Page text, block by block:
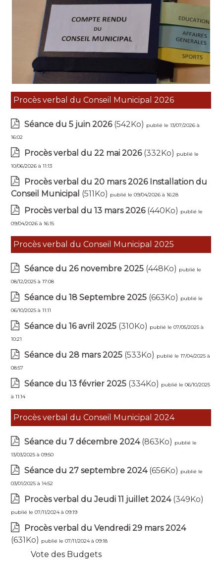
Procès verbal du Conseil Municipal 2026
Séance du 5 juin 2026(542Ko) publié le 13/07/2026 à
16:02
Procès verbal du 22 mai 2026(332Ko) publié le
10/06/2026 à 11:13
Procès verbal du 20 mars 2026 Installation du
Conseil Municipal (511Ko) publié le 09/04/2026 à 16:28
Procès verbal du 13 mars 2026(440Ko) publié le
09/04/2026 à 16:15
Procès verbal du Conseil Municipal 2025
Séance du 26 novembre 2025 (448Ko) publié le
08/12/2025 à 17:08
Séance du 18 Septembre 2025 (663Ko) publié le
06/10/2025 à 11:11
Séance du 16 avril 2025 (310Ko) publié le 07/05/2025 à
10:21
Séance du 28 mars 2025 (533Ko) publié le 17/04/2025 à
08:57
Séance du 13 février 2025 (334Ko) publié le 06/10/2025
à 11:14
Procès verbal du Conseil Municipal 2024
Séance du 7 décembre 2024(863Ko) publié le
13/03/2025 à 09:50
Séance du 27 septembre 2024(656Ko) publié le
03/01/2025 à 14:52
Procès verbal du Jeudi 11 juillet 2024(349Ko)
publié le 07/11/2024 à 09:19
Procès verbal du Vendredi 29 mars 2024
(631Ko) publié le 07/11/2024 à 09:18
Vote des Budgets